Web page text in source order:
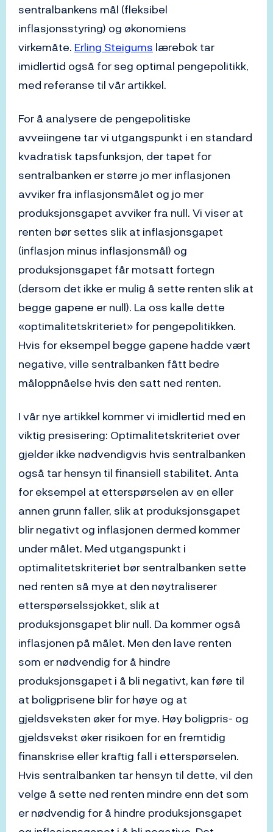
sentralbankens mål (fleksibel
inflasjonsstyring) og økonomiens
virkemåte. Erling Steigums lærebok tar
imidlertid også for seg optimal pengepolitikk,
med referanse til vår artikkel.
For å analysere de pengepolitiske
avveiingene tar vi utgangspunkt i en standard
kvadratisk tapsfunksjon, der tapet for
sentralbanken er større jo mer inflasjonen
avviker fra inflasjonsmålet og jo mer
produksjonsgapet avviker fra null. Vi viser at
renten bør settes slik at inflasjonsgapet
(inflasjon minus inflasjonsmål) og
produksjonsgapet får motsatt fortegn
(dersom det ikke er mulig å sette renten slik at
begge gapene er null). La oss kalle dette
«optimalitetskriteriet» for pengepolitikken.
Hvis for eksempel begge gapene hadde vært
negative, ville sentralbanken fått bedre
måloppnåelse hvis den satt ned renten.
I vår nye artikkel kommer vi imidlertid med en
viktig presisering: Optimalitetskriteriet over
gjelder ikke nødvendigvis hvis sentralbanken
også tar hensyn til finansiell stabilitet. Anta
for eksempel at etterspørselen av en eller
annen grunn faller, slik at produksjonsgapet
blir negativt og inflasjonen dermed kommer
under målet. Med utgangspunkt i
optimalitetskriteriet bør sentralbanken sette
ned renten så mye at den nøytraliserer
etterspørselssjokket, slik at
produksjonsgapet blir null. Da kommer også
inflasjonen på målet. Men den lave renten
som er nødvendig for å hindre
produksjonsgapet i å bli negativt, kan føre til
at boligprisene blir for høye og at
gjeldsveksten øker for mye. Høy boligpris- og
gjeldsvekst øker risikoen for en fremtidig
finanskrise eller kraftig fall i etterspørselen.
Hvis sentralbanken tar hensyn til dette, vil den
velge å sette ned renten mindre enn det som
er nødvendig for å hindre produksjonsgapet